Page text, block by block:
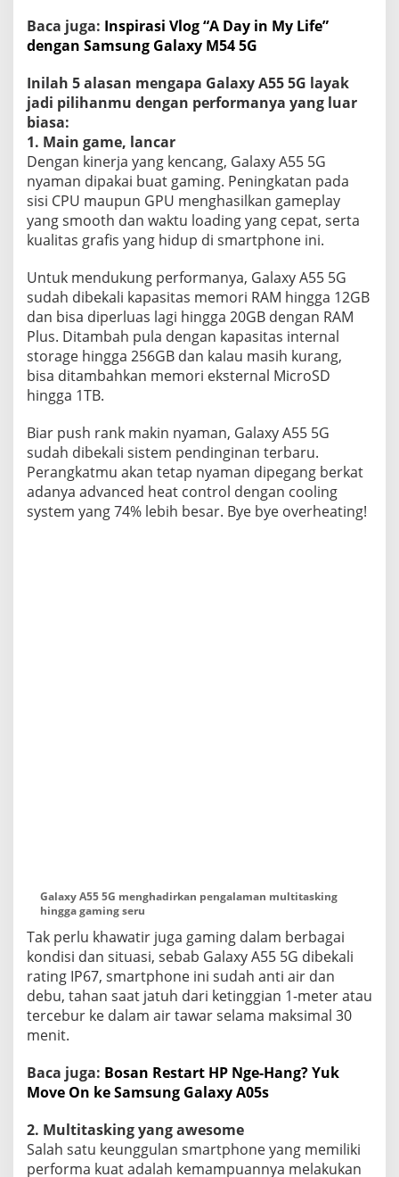
Baca juga: Inspirasi Vlog “A Day in My Life”
dengan Samsung Galaxy M54 5G
Inilah 5 alasan mengapa Galaxy A55 5G layak
jadi pilihanmu dengan performanya yang luar
biasa:
1. Main game, lancar
Dengan kinerja yang kencang, Galaxy A55 5G
nyaman dipakai buat gaming. Peningkatan pada
sisi CPU maupun GPU menghasilkan gameplay
yang smooth dan waktu loading yang cepat, serta
kualitas grafis yang hidup di smartphone ini.
Untuk mendukung performanya, Galaxy A55 5G
sudah dibekali kapasitas memori RAM hingga 12GB
dan bisa diperluas lagi hingga 20GB dengan RAM
Plus. Ditambah pula dengan kapasitas internal
storage hingga 256GB dan kalau masih kurang,
bisa ditambahkan memori eksternal MicroSD
hingga 1TB.
Biar push rank makin nyaman, Galaxy A55 5G
sudah dibekali sistem pendinginan terbaru.
Perangkatmu akan tetap nyaman dipegang berkat
adanya advanced heat control dengan cooling
system yang 74% lebih besar. Bye bye overheating!
Galaxy A55 5G menghadirkan pengalaman multitasking
hingga gaming seru
Tak perlu khawatir juga gaming dalam berbagai
kondisi dan situasi, sebab Galaxy A55 5G dibekali
rating IP67, smartphone ini sudah anti air dan
debu, tahan saat jatuh dari ketinggian 1-meter atau
tercebur ke dalam air tawar selama maksimal 30
menit.
Baca juga: Bosan Restart HP Nge-Hang? Yuk
Move On ke Samsung Galaxy A05s
2. Multitasking yang awesome
Salah satu keunggulan smartphone yang memiliki
performa kuat adalah kemampuannya melakukan